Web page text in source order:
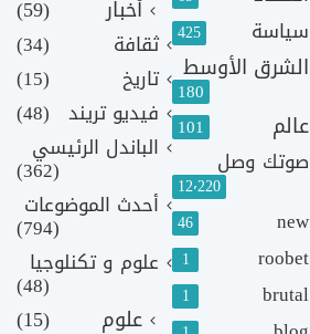
سياسة 425
الشرق الأوسط
180
عالم 101
صوتك وصل
12٬220
new
46
roobet
1
brutal
1
أخبار
(59)
ثقافة
(34)
تاريخ
(15)
فيديو تريند (48)
الباندل الرئيسي
(362)
أحدث الموضوعات
(794)
علوم و تكنلوجيا
(48)
علوم
(15)